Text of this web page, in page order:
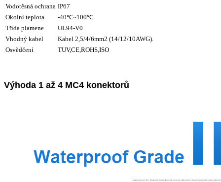
Vodotěsná ochrana IP67
Okolní teplota
-40℃~100℃
Třída plamene
UL94-V0
Vhodný kabel
Kabel 2,5/4/6mm2 (14/12/10AWG).
Osvědčení
TUV,CE,ROHS,ISO
Výhoda 1 až 4 MC4 konektorů